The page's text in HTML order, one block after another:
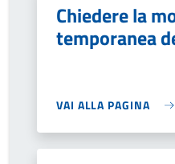
Chiedere la
temporanea
VAI ALLA PAGINA